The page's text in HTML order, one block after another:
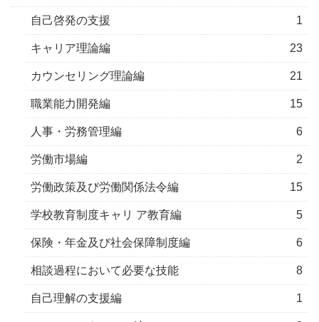
自己啓発の支援 1
キャリア理論編 23
カウンセリング理論編 21
職業能力開発編 15
人事・労務管理編 6
労働市場編 2
労働政策及び労働関係法令編 15
学校教育制度キャリ ア教育編 5
保険・年金及び社会保障制度編 6
相談過程において必要な技能 8
自己理解の支援編 1